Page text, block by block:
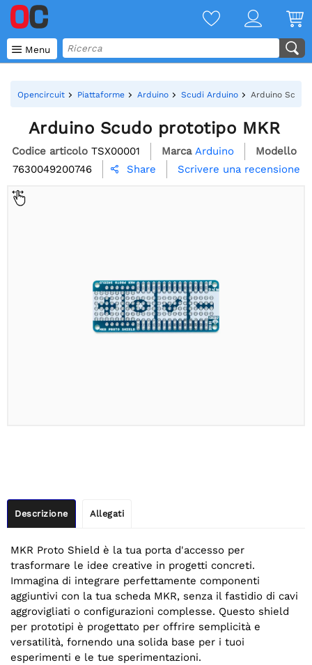
 Menu
Opencircuit Piattaforme Arduino Scudi Arduino Arduino
Arduino Scudo prototipo MKR
Codice articolo TSX00001 Marca Arduino
Modello
7630049200746
 Share Scrivere una recensione
Descrizione Allegati
MKR Proto Shield è la tua porta d'accesso per
trasformare le idee creative in progetti concreti.
Immagina di integrare perfettamente componenti
aggiuntivi con la tua scheda MKR, senza il fastidio di cavi
aggrovigliati o configurazioni complesse. Questo shield
per prototipi è progettato per offrire semplicità e
versatilità, fornendo una solida base per i tuoi
esperimenti e le tue sperimentazioni.